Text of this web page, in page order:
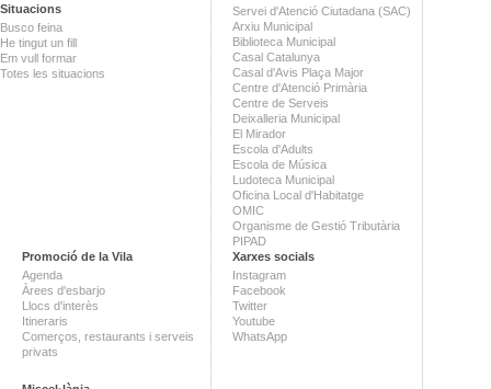
Situacions
Busco feina
He tingut un fill
Em vull formar
Totes les situacions
Servei d'Atenció Ciutadana (SAC)
Arxiu Municipal
Biblioteca Municipal
Casal Catalunya
Casal d'Avis Plaça Major
Centre d'Atenció Primària
Centre de Serveis
Deixalleria Municipal
El Mirador
Escola d'Adults
Escola de Música
Ludoteca Municipal
Oficina Local d'Habitatge
OMIC
Organisme de Gestió Tributària
PIPAD
Promoció de la Vila
Agenda
Àrees d'esbarjo
Llocs d'interès
Itineraris
Comerços, restaurants i serveis
privats
Xarxes socials
Instagram
Facebook
Twitter
Youtube
WhatsApp